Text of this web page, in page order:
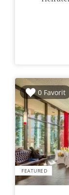
0 Favorit
FEATURED